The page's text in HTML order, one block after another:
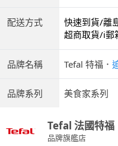
配送方式 快速到貨/離
超商取貨/i郵
品牌名稱 Tefal 特福 ．
品牌系列 美食家系列
Tefal 法國特福
品牌旗艦店